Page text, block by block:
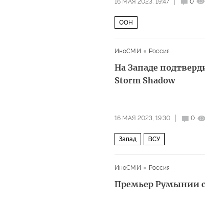
ООН
ИноСМИ Россия
На Западе
Storm Shadow
16 МАЯ 2023, 19:30 0
Запад ВСУ
ИноСМИ Россия
Премьер Румынии